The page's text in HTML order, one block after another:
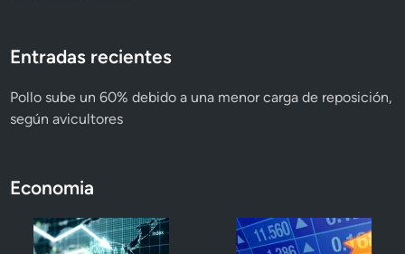
Entradas recientes
Pollo sube un 60% debido a una menor carga de reposición,
según avicultores
Economia